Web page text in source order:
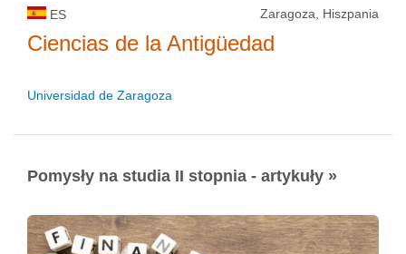
ES Zaragoza, Hiszpania
Ciencias de la Antigüedad
Universidad de Zaragoza
Pomysły na studia II stopnia - artykuły »